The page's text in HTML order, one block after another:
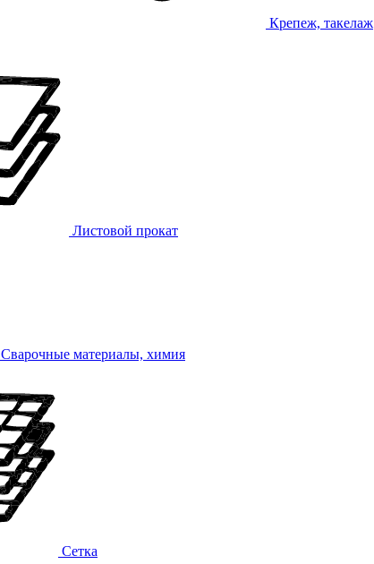
Крепеж, такелаж
Листовой прокат
Сварочные материалы, химия
Сетка